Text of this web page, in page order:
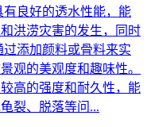
良好的透水性能，能
洪涝灾害的发生，同时
添加颜料或骨料来实
观的美观度和趣味性。
高的强度和耐久性，能
裂、脱落等问...